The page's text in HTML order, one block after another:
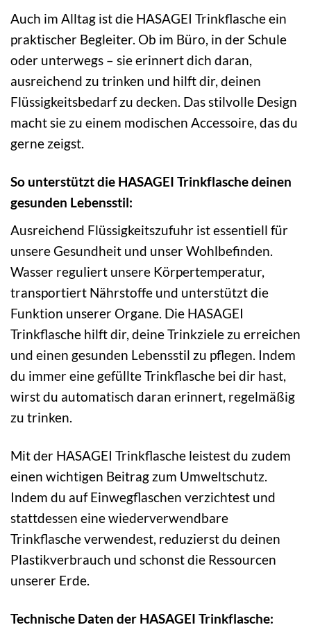
Auch im Alltag ist die HASAGEI Trinkflasche ein
praktischer Begleiter. Ob im Büro, in der Schule
oder unterwegs – sie erinnert dich daran,
ausreichend zu trinken und hilft dir, deinen
Flüssigkeitsbedarf zu decken. Das stilvolle Design
macht sie zu einem modischen Accessoire, das du
gerne zeigst.
So unterstützt die HASAGEI Trinkflasche deinen
gesunden Lebensstil:
Ausreichend Flüssigkeitszufuhr ist essentiell für
unsere Gesundheit und unser Wohlbefinden.
Wasser reguliert unsere Körpertemperatur,
transportiert Nährstoffe und unterstützt die
Funktion unserer Organe. Die HASAGEI
Trinkflasche hilft dir, deine Trinkziele zu erreichen
und einen gesunden Lebensstil zu pflegen. Indem
du immer eine gefüllte Trinkflasche bei dir hast,
wirst du automatisch daran erinnert, regelmäßig
zu trinken.
Mit der HASAGEI Trinkflasche leistest du zudem
einen wichtigen Beitrag zum Umweltschutz.
Indem du auf Einwegflaschen verzichtest und
stattdessen eine wiederverwendbare
Trinkflasche verwendest, reduzierst du deinen
Plastikverbrauch und schonst die Ressourcen
unserer Erde.
Technische Daten der HASAGEI Trinkflasche: